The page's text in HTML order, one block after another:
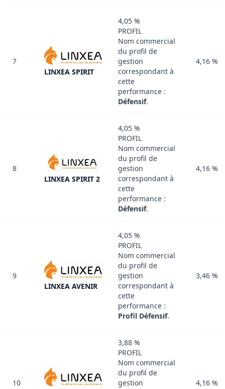
7
LINXEA SPIRIT
4,05 %
PROFIL
Nom commercial
du profil de
gestion
correspondant à
cette
performance :
Défensif.
4,16 %
8
LINXEA SPIRIT 2
4,05 %
PROFIL
Nom commercial
du profil de
gestion
correspondant à
cette
performance :
Défensif.
4,16 %
9
LINXEA AVENIR
4,05 %
PROFIL
Nom commercial
du profil de
gestion
correspondant à
cette
performance :
Profil Défensif.
3,46 %
10
3,88 %
PROFIL
Nom commercial
du profil de
gestion
4,16 %